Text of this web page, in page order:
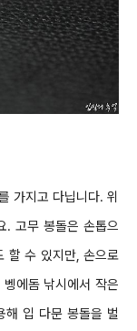
가지고 다닙니다. 위
. 고무 봉돌은 손톱으
할 수 있지만,손으로
에돔 낚시에서 작은
해 입 다문 봉돌을 벌